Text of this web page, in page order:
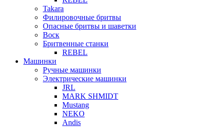
Takara
Филировочные бритвы
Опасные бритвы и шаветки
Воск
Бритвенные станки
REBEL
Машинки
Ручные машинки
Электрические машинки
JRL
MARK SHMIDT
Mustang
NEKO
Andis